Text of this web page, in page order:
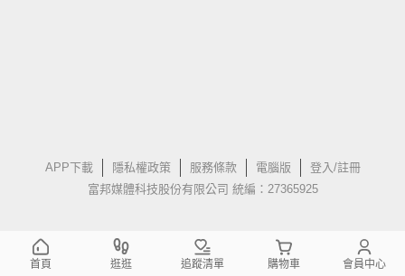
APP下載 隱私權政策 服務條款 電腦版
登入/註冊
富邦媒體科技股份有限公司 統編：27365925
首頁 逛逛 追蹤清單 購物車 會員中心